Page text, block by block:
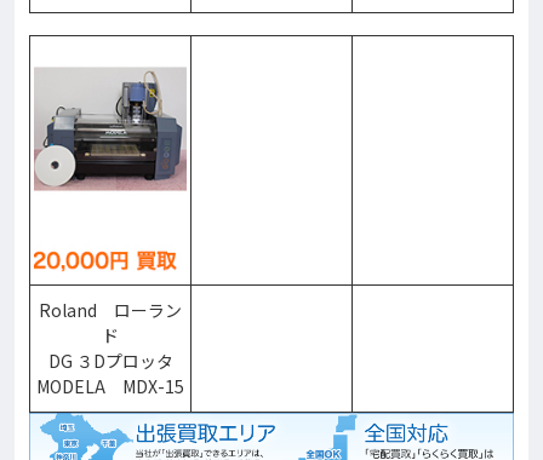
Roland ローラン
ド
DG ３Dプロッタ
MODELA MDX-15